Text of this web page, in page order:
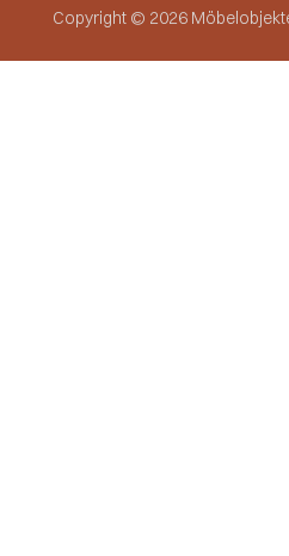
Copyright © 2026